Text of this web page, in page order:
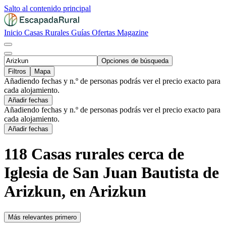
Salto al contenido principal
Inicio Casas Rurales Guías Ofertas Magazine
Opciones de búsqueda
Filtros
Mapa
Añadiendo fechas y n.º de personas podrás ver el precio exacto para
cada alojamiento.
Añadir fechas
Añadiendo fechas y n.º de personas podrás ver el precio exacto para
cada alojamiento.
Añadir fechas
118 Casas rurales cerca de
Iglesia de San Juan Bautista de
Arizkun, en Arizkun
Más relevantes primero